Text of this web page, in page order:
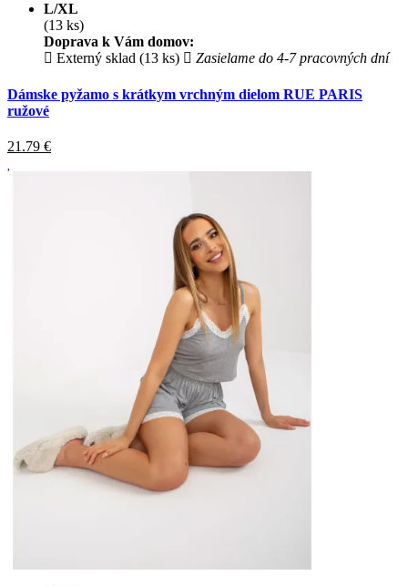
L/XL
(13 ks)
Doprava k Vám domov:
Externý sklad (13 ks)
Zasielame do 4-7 pracovných dní
Dámske pyžamo s krátkym vrchným dielom RUE PARIS
ružové
21.79 €